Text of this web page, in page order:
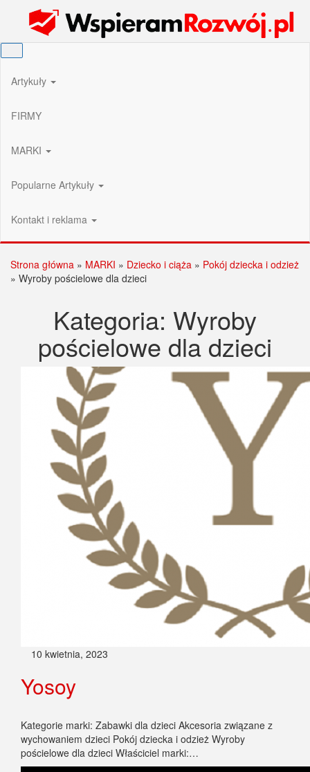
Wspieram Rozwój PL
Artykuły
FIRMY
MARKI
Popularne Artykuły
Kontakt i reklama
Strona główna » MARKI » Dziecko i ciąża » Pokój dziecka i odzież
» Wyroby pościelowe dla dzieci
Kategoria: Wyroby
pościelowe dla dzieci
10 kwietnia, 2023
Yosoy
Kategorie marki: Zabawki dla dzieci Akcesoria związane z
wychowaniem dzieci Pokój dziecka i odzież Wyroby
pościelowe dla dzieci Właściciel marki:…